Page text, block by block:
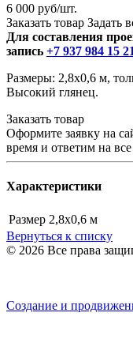
6 000 руб/шт.
Заказать товар Задать
Для составления
запись +7 937 984 15 21
Размеры: 2,8х0,6 м,
Высокий глянец.
Заказать товар
Оформите заявку на
время и ответим на
Характеристики
Размер 2,8х0,6 м
Вернуться к списку
© 2026 Все права
Создание и